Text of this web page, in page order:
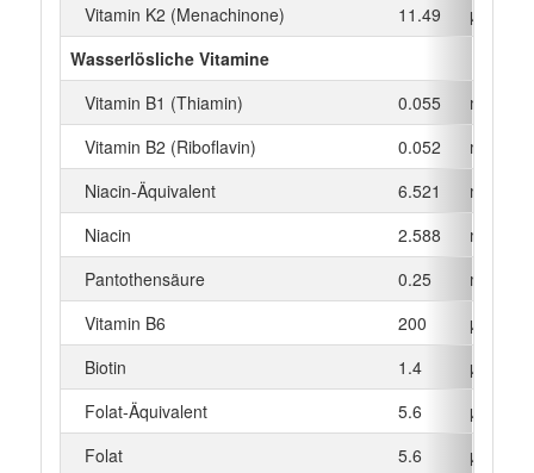
Vitamin K2 (Menachinone)
11.49
µg
Wasserlösliche Vitamine
Vitamin B1 (Thiamin)
0.055
mg
Vitamin B2 (Riboflavin)
0.052
mg
Niacin-Äquivalent
6.521
mg
Niacin
2.588
mg
Pantothensäure
0.25
mg
Vitamin B6
200
µg
Biotin
1.4
µg
Folat-Äquivalent
5.6
µg
Folat
5.6
µg